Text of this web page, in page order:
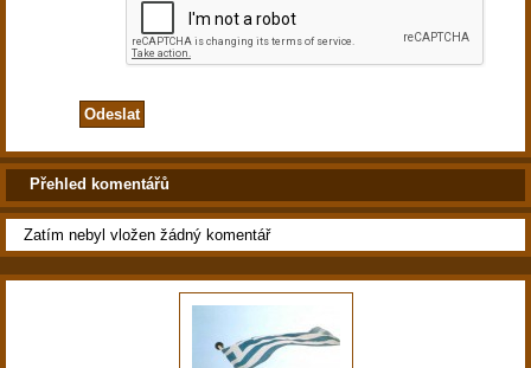
Přehled komentářů
Zatím nebyl vložen žádný komentář